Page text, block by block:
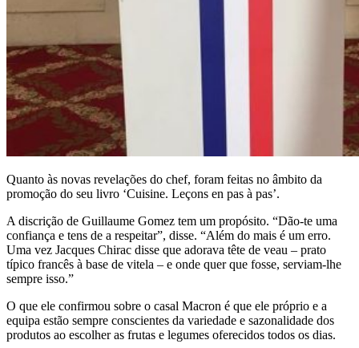
Quanto às novas revelações do chef, foram feitas no âmbito da
promoção do seu livro ‘Cuisine. Leçons en pas à pas’.
A discrição de Guillaume Gomez tem um propósito. “Dão-te uma
confiança e tens de a respeitar”, disse. “Além do mais é um erro.
Uma vez Jacques Chirac disse que adorava tête de veau – prato
típico francês à base de vitela – e onde quer que fosse, serviam-lhe
sempre isso.”
O que ele confirmou sobre o casal Macron é que ele próprio e a
equipa estão sempre conscientes da variedade e sazonalidade dos
produtos ao escolher as frutas e legumes oferecidos todos os dias.